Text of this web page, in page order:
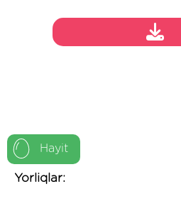
Hayit
Yorliqlar: